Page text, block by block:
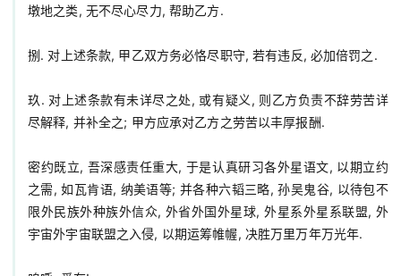
墩地之类, 无不尽心尽力, 帮助乙方.
捌. 对上述条款, 甲乙双方务必恪尽职守, 若有违反, 必加倍罚之.
玖. 对上述条款有未详尽之处, 或有疑义, 则乙方负责不辞劳苦详
尽解释, 并补全之; 甲方应承对乙方之劳苦以丰厚报酬.
密约既立, 吾深感责任重大, 于是认真研习各外星语文, 以期立约
之需, 如瓦肯语, 纳美语等; 并各种六韬三略, 孙吴鬼谷, 以待包不
限外民族外种族外信众, 外省外国外星球, 外星系外星系联盟, 外
宇宙外宇宙联盟之入侵, 以期运筹帷幄, 决胜万里万年万光年.